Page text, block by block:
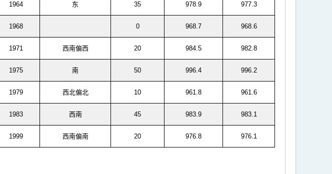
1964 东 35 978.9 977.3
1968 0 968.7 968.6
1971 西南偏西 20 984.5 982.8
1975 南 50 996.4 996.2
1979 西北偏北 10 961.8 961.6
1983 西南 45 983.9 983.1
1999 西南偏南 20 976.8 976.1